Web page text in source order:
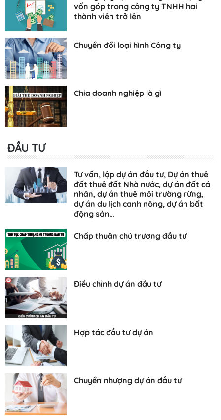
vốn góp trong công ty TNHH hai
thành viên trở lên
Chuyển đổi loại hình Công ty
Chia doanh nghiệp là gì
ĐẦU TƯ
Tư vấn, lập dự án đầu tư, Dự án thuê
đất thuê đất Nhà nước, dự án đất cá
nhân, dự án thuê môi trường rừng,
dự án du lịch canh nông, dự án bất
động sản…
Chấp thuận chủ trương đầu tư
Điều chỉnh dự án đầu tư
Hợp tác đầu tư dự án
Chuyển nhượng dự án đầu tư